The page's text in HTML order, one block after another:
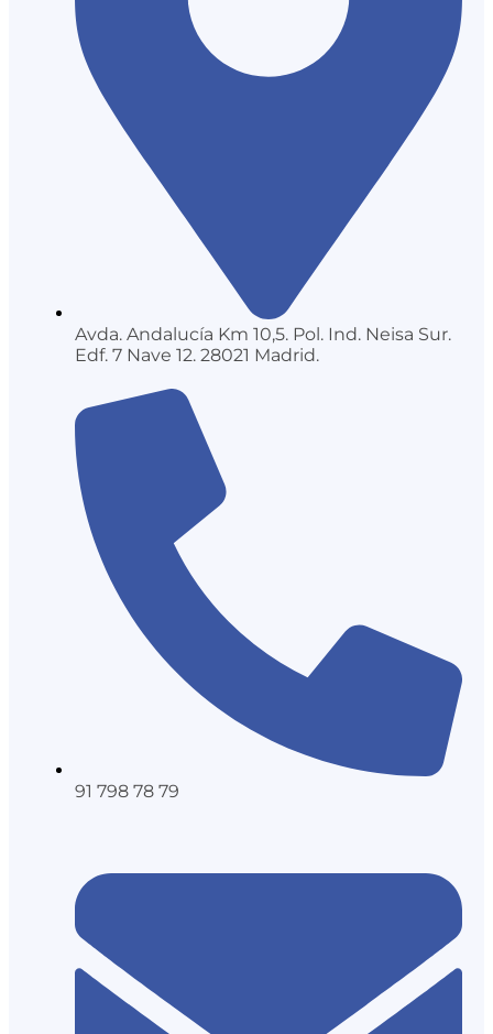
Avda. Andalucía Km 10,5. Pol. Ind. Neisa Sur.
Edf. 7 Nave 12. 28021 Madrid.
91 798 78 79